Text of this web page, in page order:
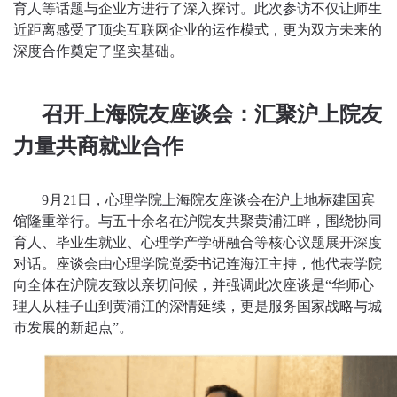
育人等话题与企业方进行了深入探讨。此次参访不仅让师生
近距离感受了顶尖互联网企业的运作模式，更为双方未来的
深度合作奠定了坚实基础。
召开上海院友座谈会：汇聚沪上院友
力量共商就业合作
9月21日，心理学院上海院友座谈会在沪上地标建国宾
馆隆重举行。与五十余名在沪院友共聚黄浦江畔，围绕协同
育人、毕业生就业、心理学产学研融合等核心议题展开深度
对话。座谈会由心理学院党委书记连海江主持，他代表学院
向全体在沪院友致以亲切问候，并强调此次座谈是“华师心
理人从桂子山到黄浦江的深情延续，更是服务国家战略与城
市发展的新起点”。